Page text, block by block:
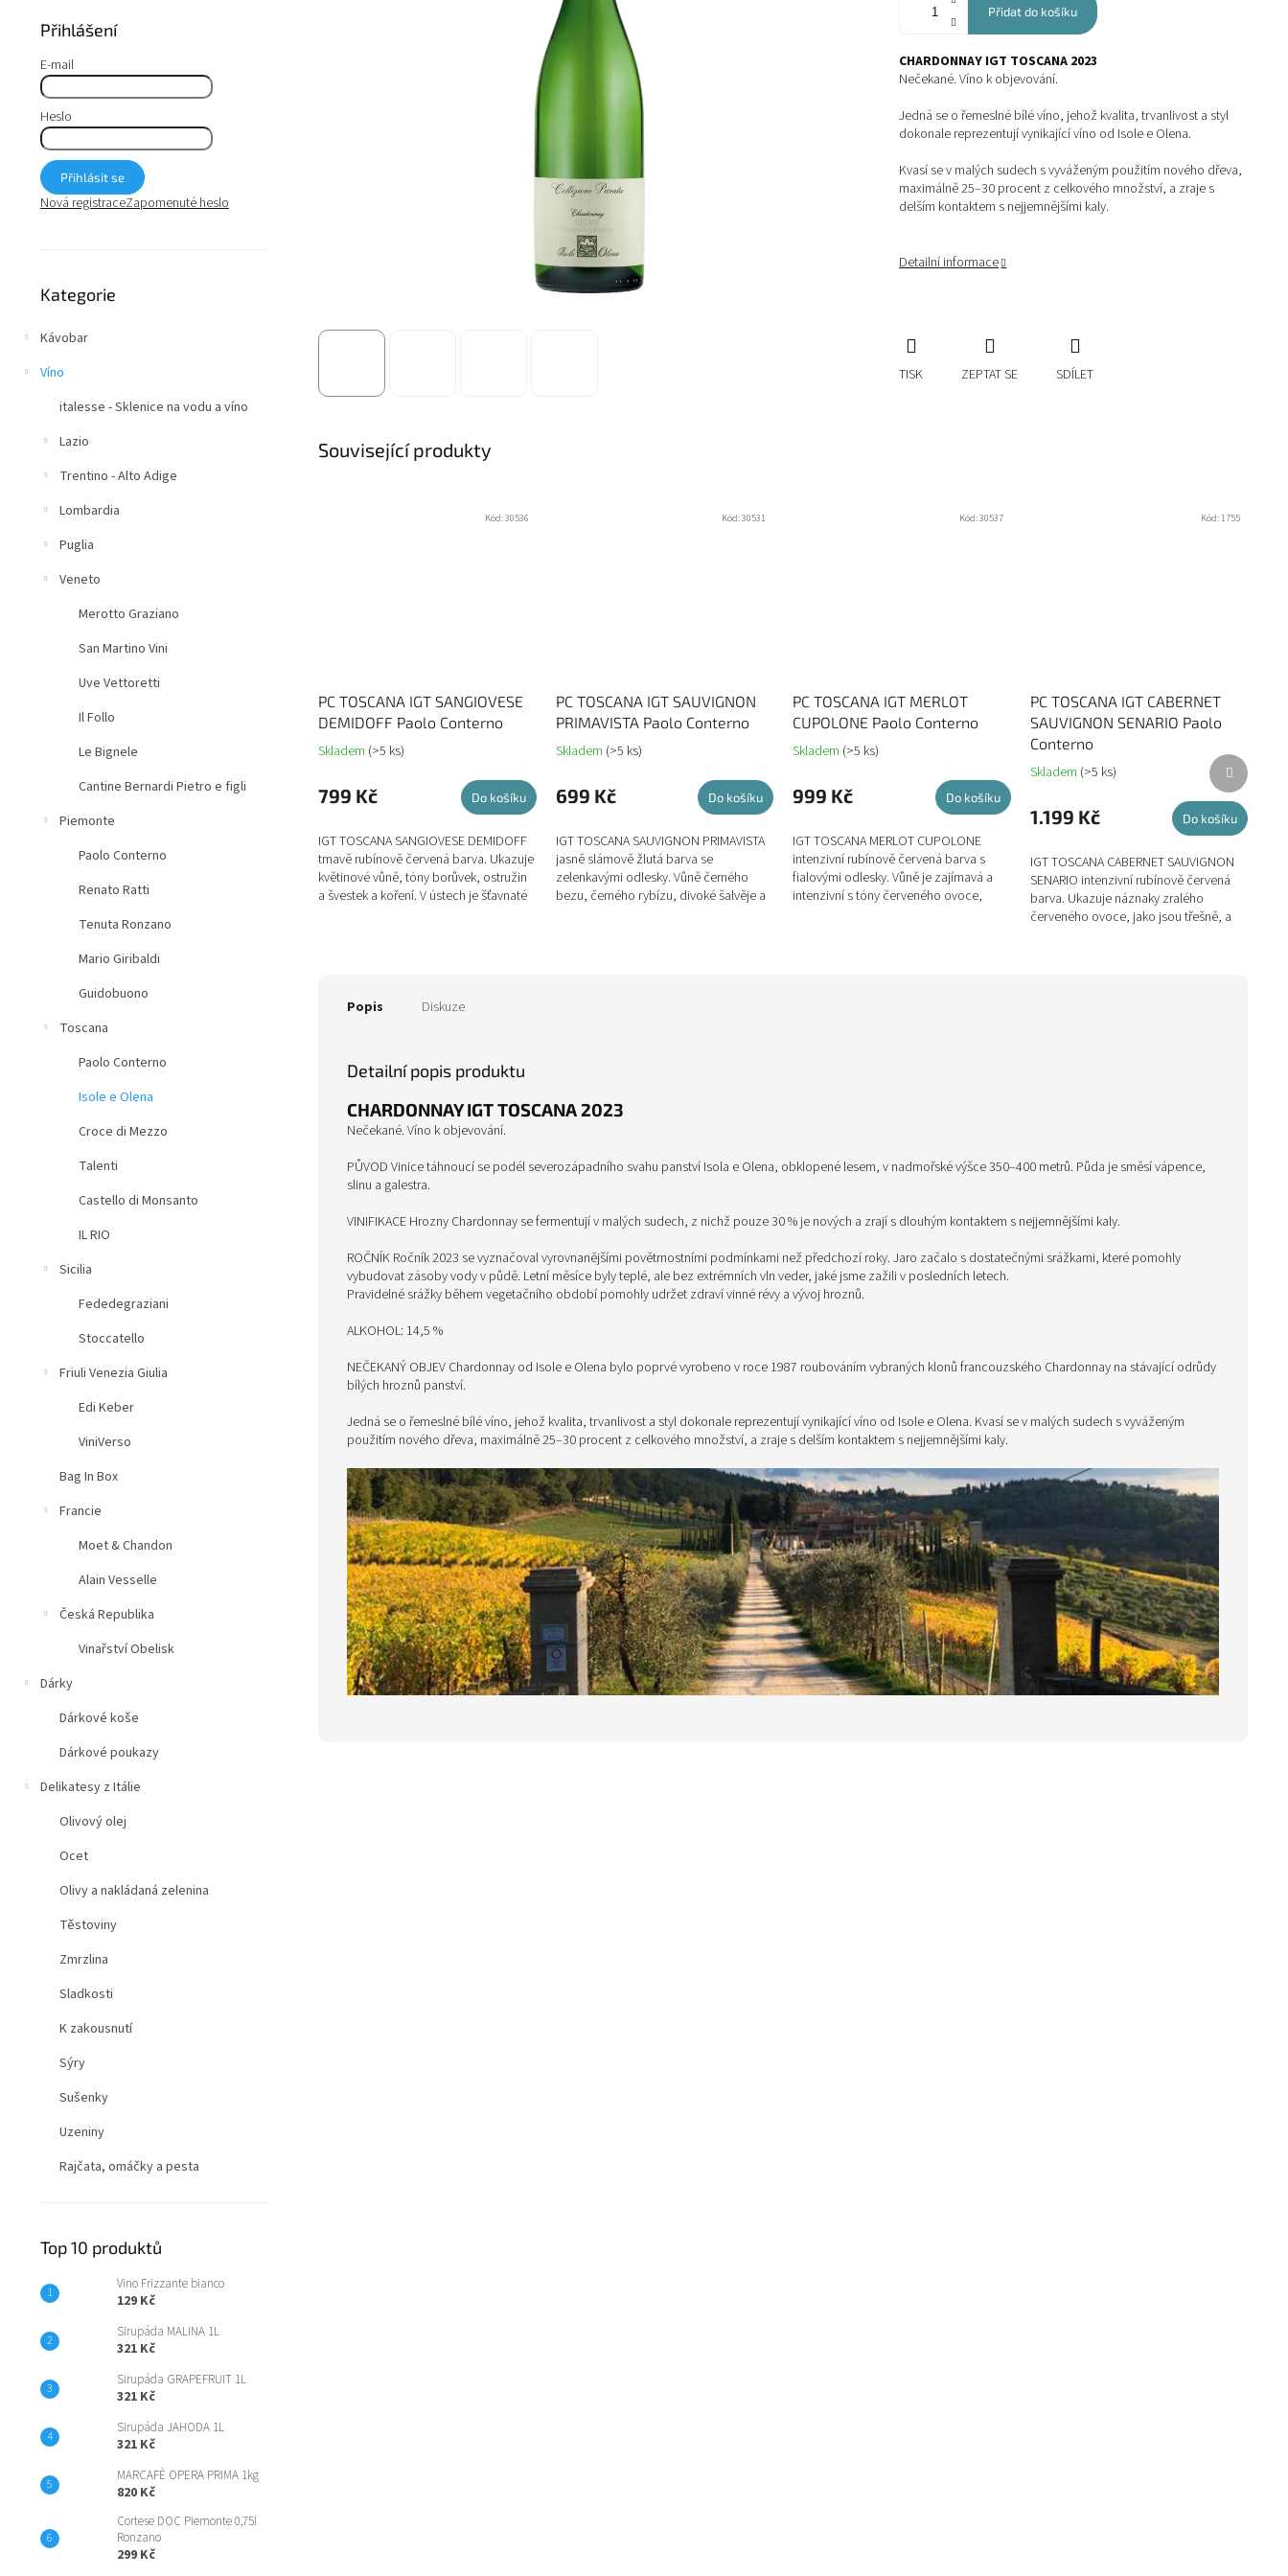
n
l
Přihlášení
E-mail
Heslo
Přihlásit se
Nová registraceZapomenuté heslo
kategorie
Kategorie
Kávobar
Víno
italesse - Sklenice na vodu a víno
Lazio
Trentino - Alto Adige
Lombardia
Puglia
Veneto
Merotto Graziano
San Martino Vini
Uve Vettoretti
Il Follo
Le Bignele
Cantine Bernardi Pietro e figli
Piemonte
Paolo Conterno
Renato Ratti
Tenuta Ronzano
Mario Giribaldi
Guidobuono
Toscana
Paolo Conterno
Isole e Olena
Croce di Mezzo
Talenti
Castello di Monsanto
IL RIO
Sicilia
Fededegraziani
Stoccatello
Friuli Venezia Giulia
Edi Keber
ViniVerso
Bag In Box
Francie
Moet & Chandon
Alain Vesselle
Česká Republika
Vinařství Obelisk
Dárky
Dárkové koše
Dárkové poukazy
Delikatesy z Itálie
Olivový olej
Ocet
Olivy a nakládaná zelenina
Těstoviny
Zmrzlina
Sladkosti
K zakousnutí
Sýry
Sušenky
Uzeniny
Rajčata, omáčky a pesta
Top 10 produktů
Vino Frizzante bianco
129 Kč
Sirupáda MALINA 1L
321 Kč
Sirupáda GRAPEFRUIT 1L
321 Kč
Sirupáda JAHODA 1L
321 Kč
MARCAFÈ OPERA PRIMA 1kg
820 Kč
Cortese DOC Piemonte 0,75l
Ronzano
299 Kč
Přidat do košíku
CHARDONNAY IGT TOSCANA 2023
Nečekané. Víno k objevování.
Jedná se o řemeslné bílé víno, jehož kvalita, trvanlivost a styl
dokonale reprezentují vynikající víno od Isole e Olena.
Kvasí se v malých sudech s vyváženým použitím nového dřeva,
maximálně 25–30 procent z celkového množství, a zraje s
delším kontaktem s nejjemnějšími kaly.
Detailní informace
TISK ZEPTAT SE SDÍLET
Související produkty
PC TOSCANA IGT SANGIOVESE
DEMIDOFF Paolo Conterno
Skladem (>5 ks)
799 Kč Do košíku
IGT TOSCANA SANGIOVESE DEMIDOFF
tmavě rubínově červená barva. Ukazuje
květinové vůně, tóny borůvek, ostružin
a švestek a koření. V ústech je šťavnaté
Kód:30536
PC TOSCANA IGT SAUVIGNON
PRIMAVISTA Paolo Conterno
Skladem (>5 ks)
699 Kč Do košíku
IGT TOSCANA SAUVIGNON PRIMAVISTA
jasně slámově žlutá barva se
zelenkavými odlesky. Vůně černého
bezu, černého rybízu, divoké šalvěje a
Kód:30531
PC TOSCANA IGT MERLOT
CUPOLONE Paolo Conterno
Skladem (>5 ks)
999 Kč Do košíku
IGT TOSCANA MERLOT CUPOLONE
intenzivní rubínově červená barva s
fialovými odlesky. Vůně je zajímavá a
intenzivní s tóny červeného ovoce,
Kód:30537
PC TOSCANA IGT CABERNET
SAUVIGNON SENARIO Paolo
Conterno
Skladem (>5 ks)
1.199 Kč Do košíku
IGT TOSCANA CABERNET SAUVIGNON
SENARIO intenzivní rubínově červená
barva. Ukazuje náznaky zralého
červeného ovoce, jako jsou třešně, a
Kód: 1755
Další
produkt
Popis Diskuze
Detailní popis produktu
CHARDONNAY IGT TOSCANA 2023
Nečekané. Víno k objevování.
PŮVOD Vinice táhnoucí se podél severozápadního svahu panství Isola e Olena, obklopené lesem, v nadmořské výšce 350–400 metrů. Půda je směsí vápence,
slinu a galestra.
VINIFIKACE Hrozny Chardonnay se fermentují v malých sudech, z nichž pouze 30 % je nových a zrají s dlouhým kontaktem s nejjemnějšími kaly.
ROČNÍK Ročník 2023 se vyznačoval vyrovnanějšími povětrnostními podmínkami než předchozí roky. Jaro začalo s dostatečnými srážkami, které pomohly
vybudovat zásoby vody v půdě. Letní měsíce byly teplé, ale bez extrémních vln veder, jaké jsme zažili v posledních letech.
Pravidelné srážky během vegetačního období pomohly udržet zdraví vinné révy a vývoj hroznů.
ALKOHOL: 14,5 %
NEČEKANÝ OBJEV Chardonnay od Isole e Olena bylo poprvé vyrobeno v roce 1987 roubováním vybraných klonů francouzského Chardonnay na stávající odrůdy
bílých hroznů panství.
Jedná se o řemeslné bílé víno, jehož kvalita, trvanlivost a styl dokonale reprezentují vynikající víno od Isole e Olena. Kvasí se v malých sudech s vyváženým
použitím nového dřeva, maximálně 25–30 procent z celkového množství, a zraje s delším kontaktem s nejjemnějšími kaly.